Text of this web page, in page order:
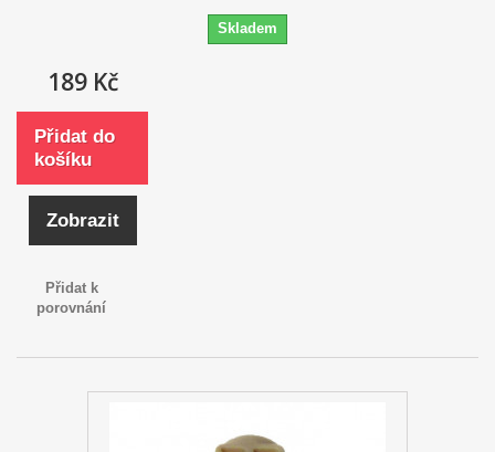
Skladem
189 Kč
Přidat do
košíku
Zobrazit
Přidat k
porovnání